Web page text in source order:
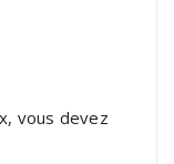
vous devez